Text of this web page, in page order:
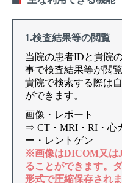
1.検査結果等の閲覧
当院の患者IDと貴院
事で検査結果等が閲覧
貴院で検索する際は
ができます。
画像・レポート
⇒ CT・MRI・RI・心
ー・レントゲン
※画像はDICOM又は
ることができます。
形式で圧縮保存されま